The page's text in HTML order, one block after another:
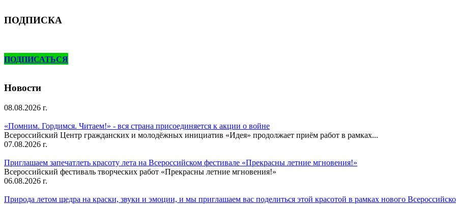
ПОДПИСКА
ПОДПИСАТЬСЯ
Новости
08.08.2026 г.
«Помним. Гордимся. Читаем!» - вся страна присоединяется к акции о войне
Всероссийский Центр гражданских и молодёжных инициатив «Идея» продолжает приём работ в рамках...
07.08.2026 г.
Приглашаем запечатлеть красоту лета на Всероссийском фестивале «Прекрасны летние мгновения!»
Всероссийский фестиваль творческих работ «Прекрасны летние мгновения!»
06.08.2026 г.
Природа летом щедра на краски, звуки и эмоции, и мы приглашаем вас поделиться этой красотой в рамках нового